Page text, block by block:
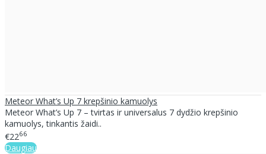
Meteor What’s Up 7 krepšinio kamuolys
Meteor What’s Up 7 – tvirtas ir universalus 7 dydžio krepšinio
kamuolys, tinkantis žaidi..
€2266
Daugiau